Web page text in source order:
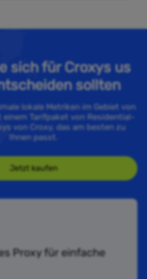
sich für Croxys us
sollten
lokale Metriken im Gebiet von
Tarifpaket von Residential-
von Croxy, das am besten zu
Ihnen passt.
Jetzt kaufen
Proxy für einfache